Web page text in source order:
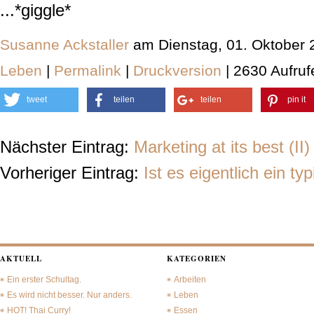
...*giggle*
Susanne Ackstaller am Dienstag, 01. Oktober
Leben | Permalink | Druckversion | 2630
tweet teilen teilen pin it
Nächster Eintrag: Marketing at its best (II)
Vorheriger Eintrag: Ist es eigentlich ein
AKTUELL
Ein erster Schultag.
Es wird nicht besser. Nur anders.
HOT! Thai Curry!
KATEGORIEN
Arbeiten
Leben
Essen